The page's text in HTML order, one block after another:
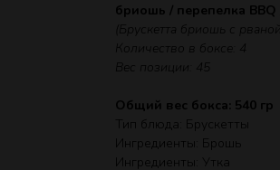
бриошь / перепелка
(Брускетта бриошь с
Количество в боксе: 4
Вес позиции: 45
Общий вес бокса: 540 гр
Тип блюда: Брускетты
Ингредиенты: Брошь
Ингредиенты: Утка